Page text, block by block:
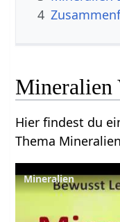
4
Hier findest du
Mineralien